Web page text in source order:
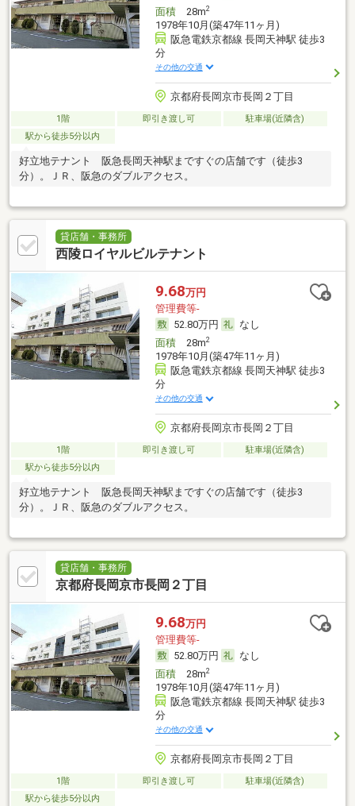
面積28m2
1978年10月(築47年11ヶ月)
阪急電鉄京都線 長岡天神駅 徒歩3
分
その他の交通
京都府長岡京市長岡２丁目
1階 即引き渡し可
駐車場(近隣含)
駅から徒歩5分以内
好立地テナント 阪急長岡天神駅まですぐの店舗です（徒歩3
分）。ＪＲ、阪急のダブルアクセス。
貸店舗・事務所
西陵ロイヤルビルテナント
9.68万円
管理費等-
52.80万円
なし
面積28m2
1978年10月(築47年11ヶ月)
阪急電鉄京都線 長岡天神駅 徒歩3
分
その他の交通
京都府長岡京市長岡２丁目
1階 即引き渡し可
駐車場(近隣含)
駅から徒歩5分以内
好立地テナント 阪急長岡天神駅まですぐの店舗です（徒歩3
分）。ＪＲ、阪急のダブルアクセス。
貸店舗・事務所
京都府長岡京市長岡２丁目
9.68万円
管理費等-
52.80万円
なし
面積28m2
1978年10月(築47年11ヶ月)
阪急電鉄京都線 長岡天神駅 徒歩3
分
その他の交通
京都府長岡京市長岡２丁目
1階 即引き渡し可
駐車場(近隣含)
駅から徒歩5分以内